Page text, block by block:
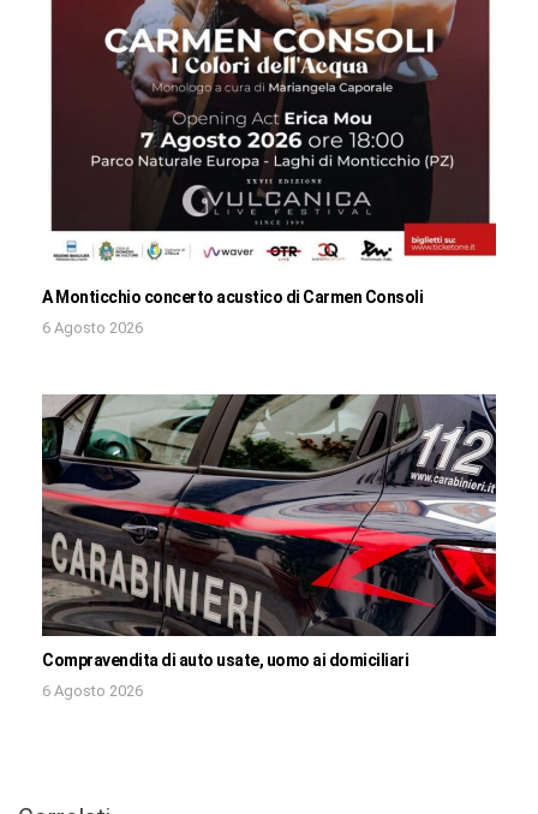
A Monticchio concerto acustico di Carmen Consoli
6 Agosto 2026
Compravendita di auto usate, uomo ai domiciliari
6 Agosto 2026